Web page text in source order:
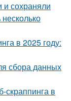
и сохраняли
в 2025 году:
сбора данных
скраппинга в